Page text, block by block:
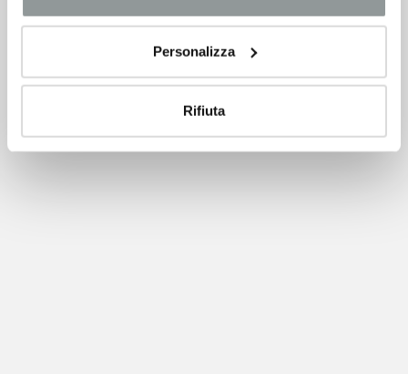
Personalizza
Rifiuta